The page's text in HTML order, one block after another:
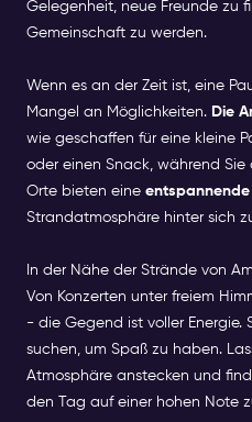
Gelegenheit, neue Freunde zu
Gemeinschaft zu werden.
Wenn es an der Zeit ist, eine
Mangel an Möglichkeiten. Die
wie geschaffen für eine kleine
oder einen Snack, während Sie
Orte bieten eine entspannende
Strandatmosphäre hinter sich
In der Nähe der Strände von
Von Konzerten unter freiem
- die Gegend ist voller Energie.
suchen, um Spaß zu haben.
Atmosphäre anstecken und
den Tag auf einer hohen Note